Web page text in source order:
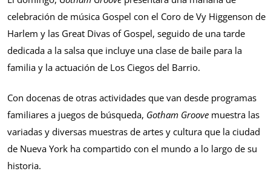
celebración de música Gospel con el Coro de Vy Higgenson de
Harlem y las Great Divas of Gospel, seguido de una tarde
dedicada a la salsa que incluye una clase de baile para la
familia y la actuación de Los Ciegos del Barrio.
Con docenas de otras actividades que van desde programas
familiares a juegos de búsqueda, Gotham Groove muestra las
variadas y diversas muestras de artes y cultura que la ciudad
de Nueva York ha compartido con el mundo a lo largo de su
historia.